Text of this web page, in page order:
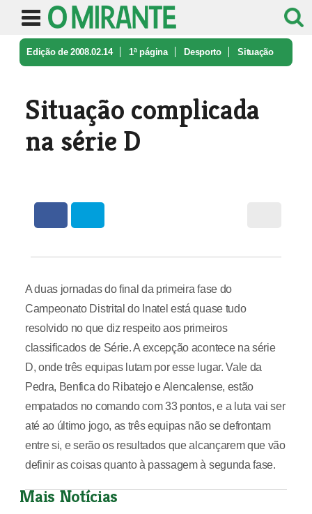
Edição de 2008.02.14 1ª página Desporto Situação
Situação complicada
na série D
A duas jornadas do final da primeira fase do
Campeonato Distrital do Inatel está quase tudo
resolvido no que diz respeito aos primeiros
classificados de Série. A excepção acontece na série
D, onde três equipas lutam por esse lugar. Vale da
Pedra, Benfica do Ribatejo e Alencalense, estão
empatados no comando com 33 pontos, e a luta vai ser
até ao último jogo, as três equipas não se defrontam
entre si, e serão os resultados que alcançarem que vão
definir as coisas quanto à passagem à segunda fase.
Mais Notícias